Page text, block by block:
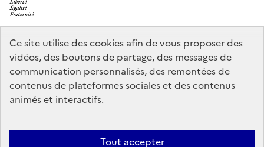
Ce site utilise des cookies afin de vous proposer des
vidéos, des boutons de partage, des messages de
communication personnalisés, des remontées de
contenus de plateformes sociales et des contenus
animés et interactifs.
Tout accepter
legifrance.gouv.fr
info.gouv.fr
service-public.gouv.fr
data.gouv.fr
Accessibilité : partiellement conforme
Politique générale de